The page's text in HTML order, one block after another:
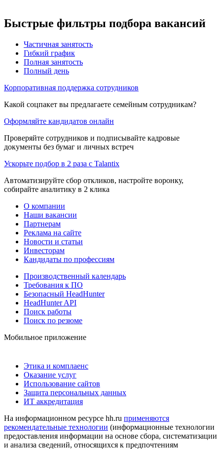
Быстрые фильтры подбора вакансий
Частичная занятость
Гибкий график
Полная занятость
Полный день
Корпоративная поддержка сотрудников
Какой соцпакет вы предлагаете семейным сотрудникам?
Оформляйте кандидатов онлайн
Проверяйте сотрудников и подписывайте кадровые
документы без бумаг и личных встреч
Ускорьте подбор в 2 раза с Talantix
Автоматизируйте сбор откликов, настройте воронку,
собирайте аналитику в 2 клика
О компании
Наши вакансии
Партнерам
Реклама на сайте
Новости и статьи
Инвесторам
Кандидаты по профессиям
Производственный календарь
Требования к ПО
Безопасный HeadHunter
HeadHunter API
Поиск работы
Поиск по резюме
Мобильное приложение
Этика и комплаенс
Оказание услуг
Использование сайтов
Защита персональных данных
ИТ аккредитация
На информационном ресурсе hh.ru применяются
рекомендательные технологии (информационные технологии
предоставления информации на основе сбора, систематизации
и анализа сведений, относящихся к предпочтениям